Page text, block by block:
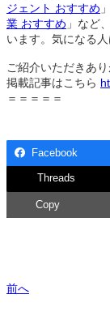
ジェント おすすめ
業 おすすめ 」など
います。気になる
ご紹介いただきあ
掲載記事はこちら
＝＝＝＝＝
Facebook
Threads
Copy
前へ